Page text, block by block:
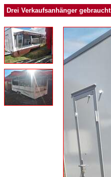
Drei Verkaufsanhänger gebraucht